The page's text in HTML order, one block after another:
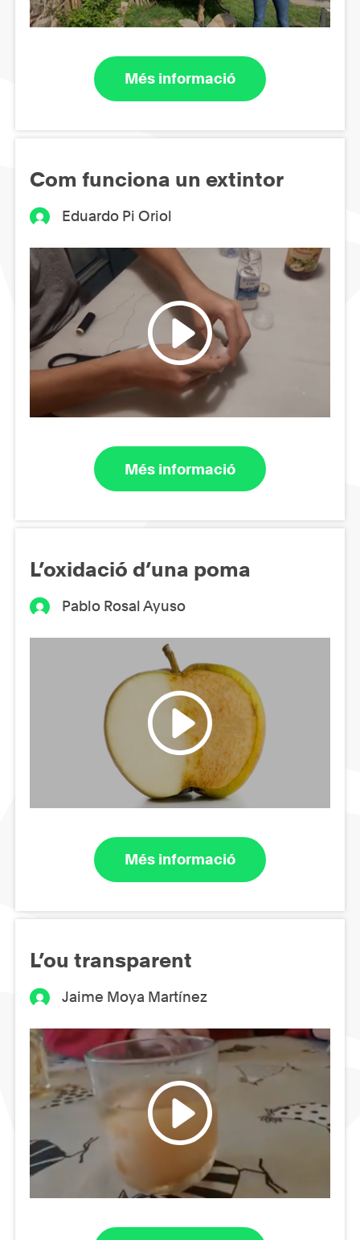
Més informació
Com funciona un extintor
Eduardo Pi Oriol
Més informació
L’oxidació d’una poma
Pablo Rosal Ayuso
Més informació
L’ou transparent
Jaime Moya Martínez